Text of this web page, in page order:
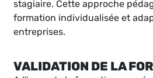
stagiaire. Cette approche
formation individualisée et
entreprises.
VALIDATION DE LA